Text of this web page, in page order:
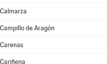
Calmarza
Campillo de Aragón
Carenas
Cariñena